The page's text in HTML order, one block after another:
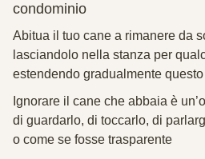
condominio
Abitua il tuo cane a rimanere da
lasciandolo nella stanza per
estendendo gradualmente questo
Ignorare il cane che abbaia è
di guardarlo, di toccarlo, di
o come se fosse trasparente